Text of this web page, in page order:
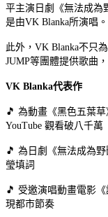
平主演日劇《無法成為
是由VK Blanka所演唱。
此外，VK Blanka不只
JUMP等團體提供歌曲
VK Blanka代表作
🎵 為動畫《黑色五葉草
YouTube 觀看破八千萬
🎵 為日劇《無法成為
瑩填詞
🎵 受邀演唱動畫電影
現都市節奏